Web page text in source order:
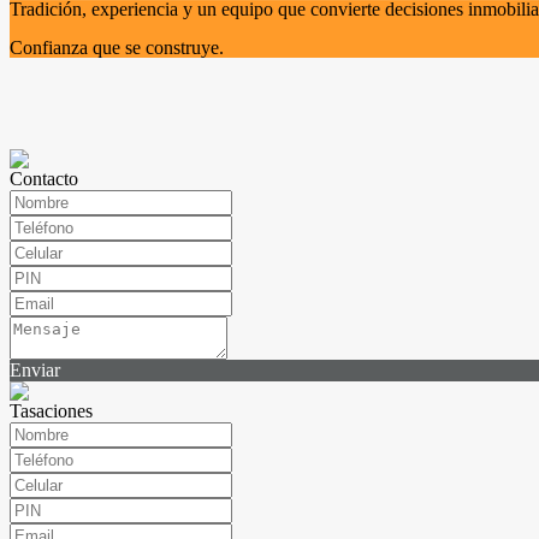
Tradición, experiencia y un equipo que convierte decisiones
Confianza que se construye.
Contacto
Enviar
Tasaciones